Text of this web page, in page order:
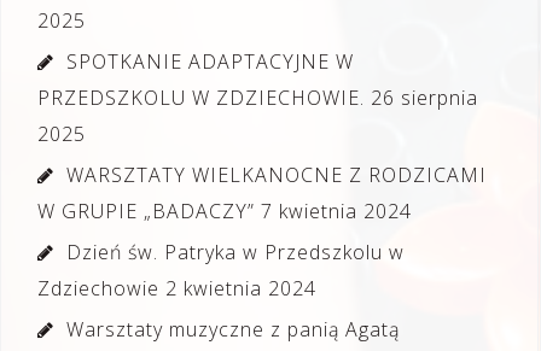
2025
SPOTKANIE ADAPTACYJNE W
PRZEDSZKOLU W ZDZIECHOWIE. 26 sierpnia
2025
WARSZTATY WIELKANOCNE Z RODZICAMI
W GRUPIE „BADACZY” 7 kwietnia 2024
Dzień św. Patryka w Przedszkolu w
Zdziechowie 2 kwietnia 2024
Warsztaty muzyczne z panią Agatą